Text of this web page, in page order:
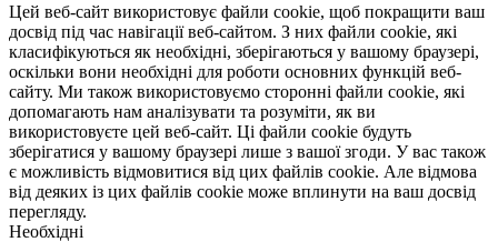
Цей веб-сайт використовує файли cookie, щоб покращити ваш
досвід під час навігації веб-сайтом. З них файли cookie, які
класифікуються як необхідні, зберігаються у вашому браузері,
оскільки вони необхідні для роботи основних функцій веб-
сайту. Ми також використовуємо сторонні файли cookie, які
допомагають нам аналізувати та розуміти, як ви
використовуєте цей веб-сайт. Ці файли cookie будуть
зберігатися у вашому браузері лише з вашої згоди. У вас також
є можливість відмовитися від цих файлів cookie. Але відмова
від деяких із цих файлів cookie може вплинути на ваш досвід
перегляду.
Необхідні